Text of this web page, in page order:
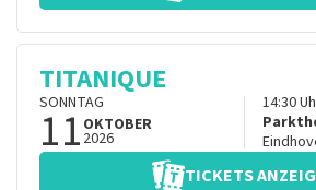
TITANIQUE
SONNTAG
11 OKTOBER
2026
14:30
TICKETS